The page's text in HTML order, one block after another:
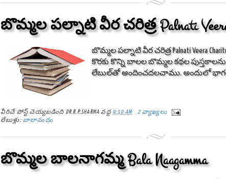
బొమ్మల పల్నాటి వీర చరిత్ర Palnati
బొమ్మల పల్నాటి వీర చరిత్ర Palnati Veera
కొరకు కొన్ని బాలల బొమ్మల కథల
లేబుల్‌తో అందించదలచాము. అందులో
వీరిచే పోస్ట్ చెయ్యబడింది DR.R.P.SHARMA వద్ద 9:30 AM
2 వ్యాఖ్యలు
లేబుళ్లు: బాలానందం
బొమ్మల బాలనాగమ్మ Bala Naagamma